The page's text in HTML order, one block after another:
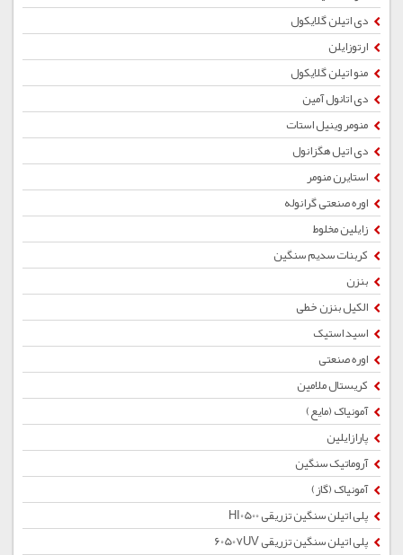
دی اتیلن گلایکول
ارتوزایلن
منو اتیلن گلایکول
دی اتانول آمین
منومر وینیل استات
دی اتیل هگزانول
استایرن منومر
اوره صنعتی گرانوله
زایلین مخلوط
کربنات سدیم سنگین
بنزن
الکیل بنزن خطی
اسید استیک
اوره صنعتی
کریستال ملامین
آمونیاک (مایع)
پارازایلین
آروماتیک سنگین
آمونیاک (گاز)
پلی اتیلن سنگین تزریقی HI0500
پلی اتیلن سنگین تزریقی 60507UV